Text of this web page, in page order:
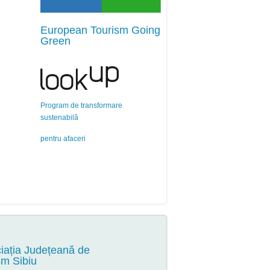
European Tourism Going
Green
Program de transformare
sustenabilă
pentru afaceri
Județeană de
Sibiu